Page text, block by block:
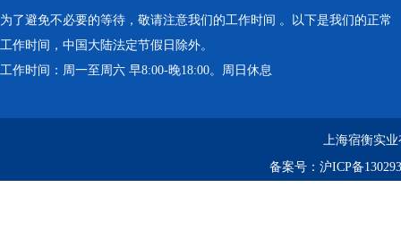
为了避免不必要的等待，敬请注意我们的工作时间 。以下是我们的正常
工作时间，中国大陆法定节假日除外。
工作时间：周一至周六 早8:00-晚18:00。周日休息
上海宿衡实
备案号： 沪ICP备